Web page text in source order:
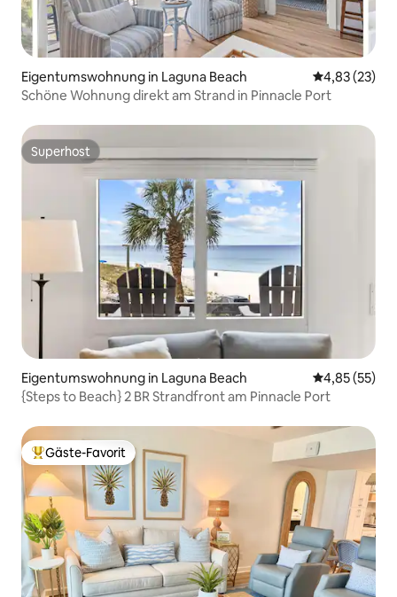
Eigentumswohnung in Laguna Beach
4,83 (23)
Schöne Wohnung direkt am Strand in Pinnacle Port
Superhost
Superhost
Eigentumswohnung in Laguna Beach
4,85 (55)
{Steps to Beach} 2 BR Strandfront am Pinnacle Port
Beliebter Gäste-Favorit.
Gäste-Favorit